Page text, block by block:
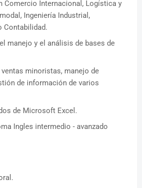
Comercio Internacional, Logística y
Ingeniería Industrial,
Contabilidad.
manejo y el análisis de bases de
minoristas, manejo de
de información de varios
de Microsoft Excel.
Ingles intermedio - avanzado